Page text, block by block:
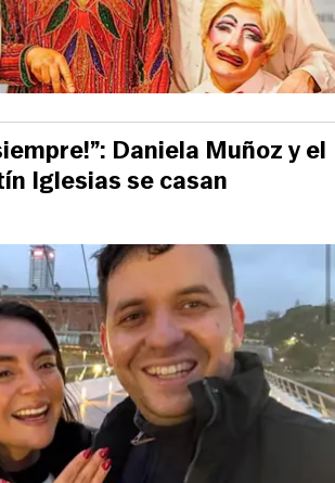
Daniela Muñoz y el
Iglesias se casan